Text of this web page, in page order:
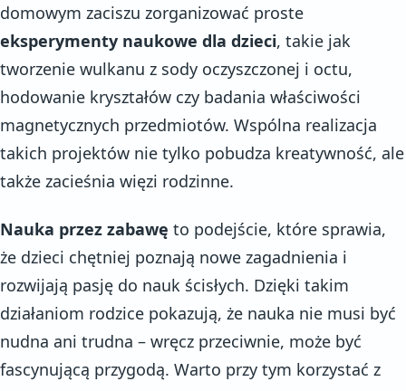
domowym zaciszu zorganizować proste
eksperymenty naukowe dla dzieci, takie jak
tworzenie wulkanu z sody oczyszczonej i octu,
hodowanie kryształów czy badania właściwości
magnetycznych przedmiotów. Wspólna realizacja
takich projektów nie tylko pobudza kreatywność, ale
także zacieśnia więzi rodzinne.
Nauka przez zabawę to podejście, które sprawia,
że dzieci chętniej poznają nowe zagadnienia i
rozwijają pasję do nauk ścisłych. Dzięki takim
działaniom rodzice pokazują, że nauka nie musi być
nudna ani trudna – wręcz przeciwnie, może być
fascynującą przygodą. Warto przy tym korzystać z